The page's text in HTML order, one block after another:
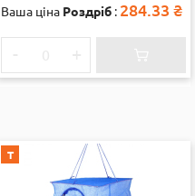
Ваша ціна Роздріб : 284.33 ₴
Т